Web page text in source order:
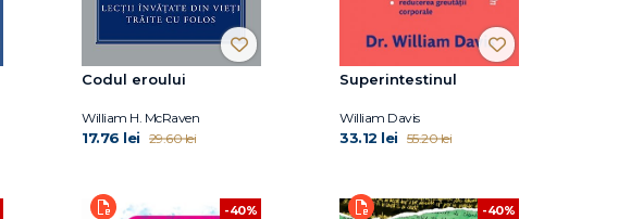
Codul eroului
William H. McRaven
17.76 lei 29.60 lei
Superintestinul
William Davis
33.12 lei 55.20 lei
-40% -40%